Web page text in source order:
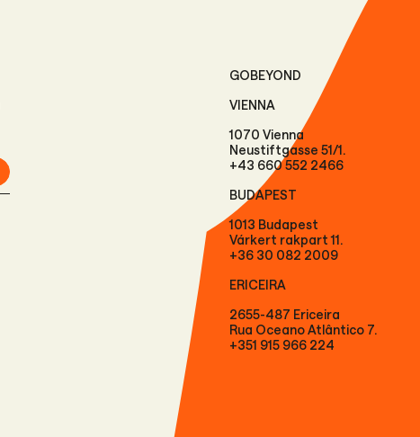
GOBEYOND
VIENNA
1070 Vienna
Neustiftgasse 51/1.
+43 660 552 2466
BUDAPEST
1013 Budapest
Várkert rakpart 11.
+36 30 082 2009
ERICEIRA
2655-487 Ericeira
Rua Oceano Atlântico 7.
+351 915 966 224